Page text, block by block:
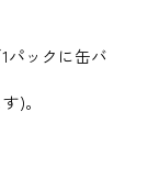
パックに缶バ
)。